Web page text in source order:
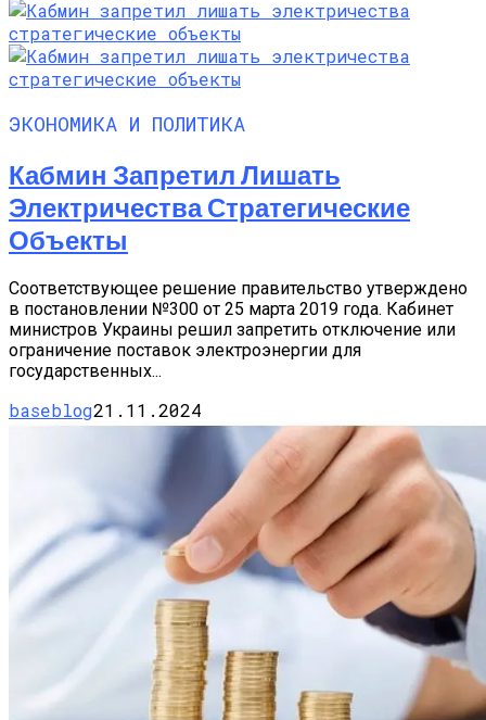
ЭКОНОМИКА И ПОЛИТИКА
Кабмин Запретил Лишать
Электричества Стратегические
Объекты
Соответствующее решение правительство утверждено
в постановлении №300 от 25 марта 2019 года. Кабинет
министров Украины решил запретить отключение или
ограничение поставок электроэнергии для
государственных...
baseblog21.11.2024